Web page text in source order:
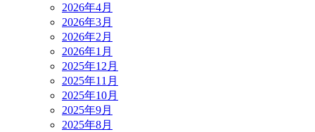
2026年4月
2026年3月
2026年2月
2026年1月
2025年12月
2025年11月
2025年10月
2025年9月
2025年8月